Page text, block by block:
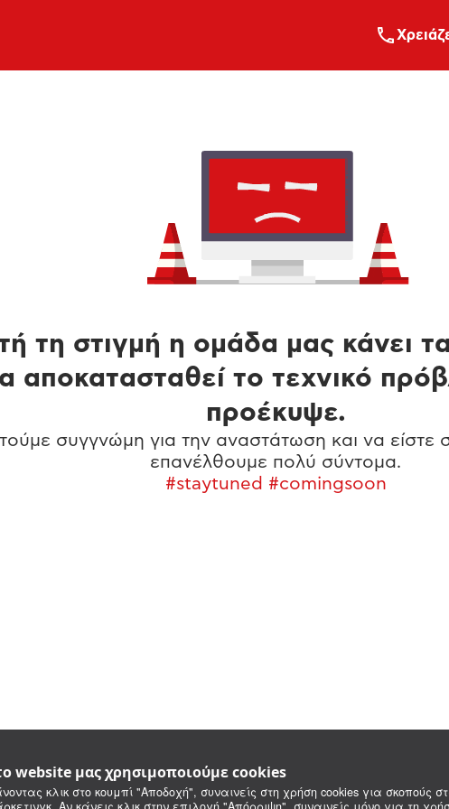
website μας χρησιμοποιούμε cookies
κλικ στο κουμπί "Αποδοχή", συναινείς στη χρήση cookies για σκοπούς
τη στιγμή η ομάδα μας κάνει
αποκατασταθεί το τεχνικό
προέκυψε.
συγγνώμη για την αναστάτωση και να είστε
επανέλθουμε πολύ σύντομα.
#staytuned #comingsoon